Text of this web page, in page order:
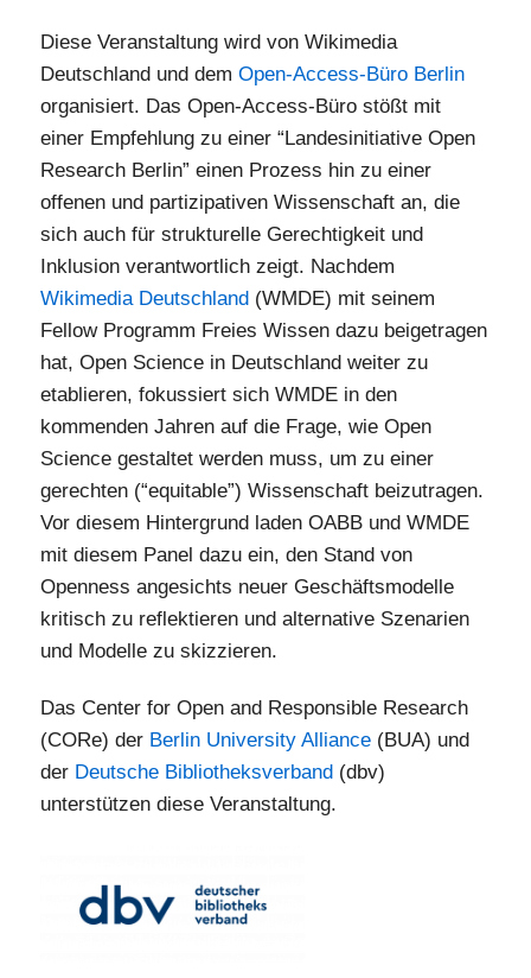
Diese Veranstaltung wird von Wikimedia
Deutschland und demOpen-Access-Büro Berlin
organisiert. Das Open-Access-Büro stößt mit
einer Empfehlung zu einer “Landesinitiative Open
Research Berlin” einen Prozess hin zu einer
offenen und partizipativen Wissenschaft an, die
sich auch für strukturelle Gerechtigkeit und
Inklusion verantwortlich zeigt. Nachdem
Wikimedia Deutschland (WMDE) mit seinem
Fellow Programm Freies Wissen dazu beigetragen
hat, Open Science in Deutschland weiter zu
etablieren, fokussiert sich WMDE in den
kommenden Jahren auf die Frage, wie Open
Science gestaltet werden muss, um zu einer
gerechten (“equitable”) Wissenschaft beizutragen.
Vor diesem Hintergrund laden OABB und WMDE
mit diesem Panel dazu ein, den Stand von
Openness angesichts neuer Geschäftsmodelle
kritisch zu reflektieren und alternative Szenarien
und Modelle zu skizzieren.
Das Center for Open and Responsible Research
(CORe) der Berlin University Alliance (BUA) und
der Deutsche Bibliotheksverband (dbv)
unterstützen diese Veranstaltung.